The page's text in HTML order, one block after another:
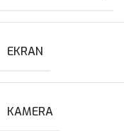
EKRAN
KAMERA